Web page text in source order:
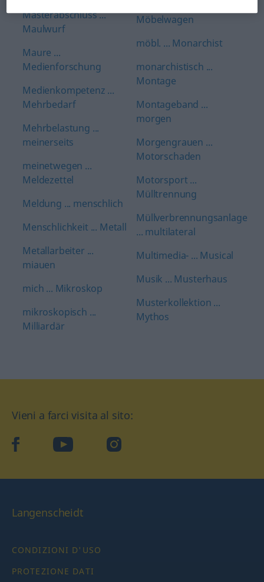
Masterabschluss ...
Maulwurf
Maure ...
Medienforschung
Medienkompetenz ...
Mehrbedarf
Mehrbelastung ...
meinerseits
meinetwegen ...
Meldezettel
Meldung ... menschlich
Menschlichkeit ... Metall
Metallarbeiter ...
miauen
mich ... Mikroskop
mikroskopisch ...
Milliardär
Möbelwagen
möbl. ... Monarchist
monarchistisch ...
Montage
Montageband ...
morgen
Morgengrauen ...
Motorschaden
Motorsport ...
Mülltrennung
Müllverbrennungsanlage
... multilateral
Multimedia- ... Musical
Musik ... Musterhaus
Musterkollektion ...
Mythos
Vieni a farci visita al sito:
facebook YouTube Instagram
Langenscheidt
CONDIZIONI D'USO
PROTEZIONE DATI